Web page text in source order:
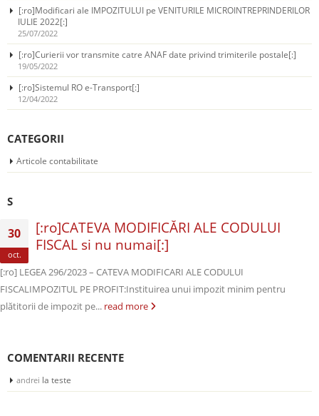
[:ro]Modificari ale IMPOZITULUI pe VENITURILE MICROINTREPRINDERILOR
IULIE 2022[:]
25/07/2022
[:ro]Curierii vor transmite catre ANAF date privind trimiterile postale[:]
19/05/2022
[:ro]Sistemul RO e-Transport[:]
12/04/2022
CATEGORII
Articole contabilitate
S
30
oct.
[:ro]CATEVA MODIFICĂRI ALE CODULUI
FISCAL si nu numai[:]
[:ro] LEGEA 296/2023 – CATEVA MODIFICARI ALE CODULUI
FISCALIMPOZITUL PE PROFIT:Instituirea unui impozit minim pentru
plătitorii de impozit pe... read more
COMENTARII RECENTE
andrei la teste